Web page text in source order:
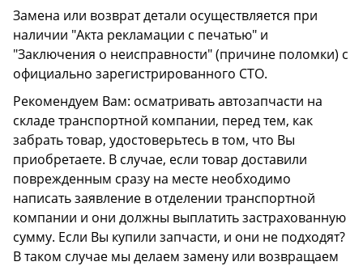
Замена или возврат детали осуществляется при
наличии "Акта рекламации с печатью" и
"Заключения о неисправности" (причине поломки) с
официально зарегистрированного СТО.
Рекомендуем Вам: осматривать автозапчасти на
складе транспортной компании, перед тем, как
забрать товар, удостоверьтесь в том, что Вы
приобретаете. В случае, если товар доставили
поврежденным сразу на месте необходимо
написать заявление в отделении транспортной
компании и они должны выплатить застрахованную
сумму. Если Вы купили запчасти, и они не подходят?
В таком случае мы делаем замену или возвращаем